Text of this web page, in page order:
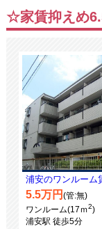
☆家賃抑えめ
浦安のワンルーム
5.5万円 (管:無)
ワンルーム(17ｍ2)
浦安駅 徒歩5分